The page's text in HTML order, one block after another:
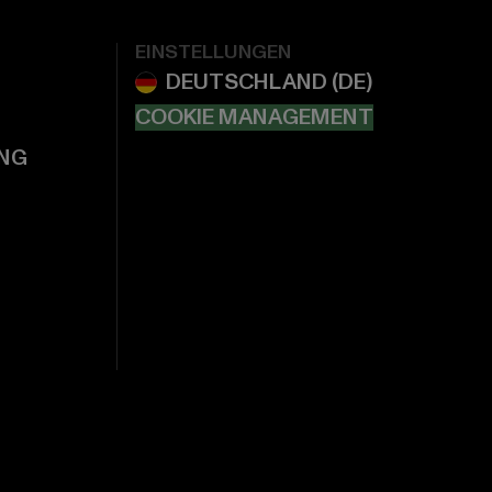
EINSTELLUNGEN
COOKIE MANAGEMENT